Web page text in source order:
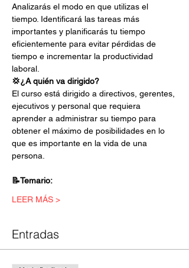
Analizarás el modo en que utilizas el
tiempo. Identificará las tareas más
importantes y planificarás tu tiempo
eficientemente para evitar pérdidas de
tiempo e incrementar la productividad
laboral.
💢¿A quién va dirigido?
El curso está dirigido a directivos, gerentes,
ejecutivos y personal que requiera
aprender a administrar su tiempo para
obtener el máximo de posibilidades en lo
que es importante en la vida de una
persona.
📝Temario:
LEER MÁS >
Entradas